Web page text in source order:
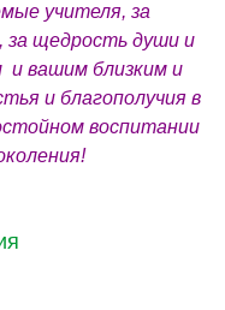
учителя, за
за щедрость души и
вашим близким и
и благополучия в
воспитании